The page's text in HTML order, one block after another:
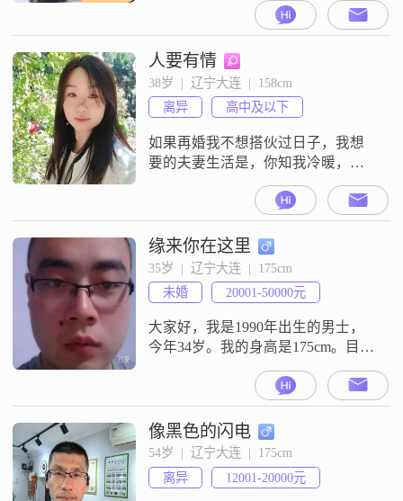
人要有情
38岁  |  辽宁大连  |  158cm
离异
高中及以下
如果再婚我不想搭伙过日子，我想
要的夫妻生活是，你知我冷暖，我
懂你悲欢，择一人终老，要么不开
始，开始就是一辈子
缘来你在这里
35岁  |  辽宁大连  |  175cm
未婚
20001-50000元
大家好，我是1990年出生的男士，
今年34岁。我的身高是175cm。目前
我的月收入在5001元到8000元这个
区间。我的工作地点在丹东。我的
学历是大专。关于我的一些个人特
征，我觉得自己是一个稳重可靠的
人。在与人相处的时候，我比较注
重平等沟通，愿意去倾听对方的想
法，也希望彼此之间能够坦诚交
像黑色的闪电
54岁  |  辽宁大连  |  175cm
离异
12001-20000元